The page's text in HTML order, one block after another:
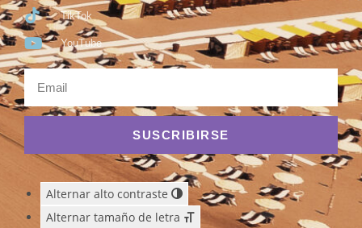
TikTok
YouTube
SUSCRIBIRSE
Alternar alto contraste
Alternar tamaño de letra